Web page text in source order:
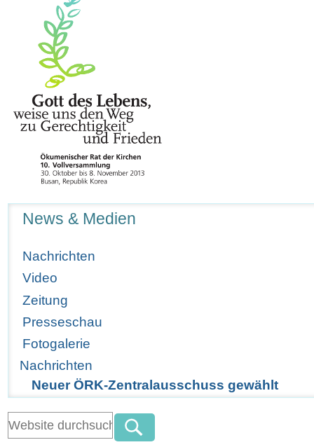
News & Medien
Nachrichten
Video
Zeitung
Presseschau
Fotogalerie
Nachrichten
Neuer ÖRK-Zentralausschuss gewählt